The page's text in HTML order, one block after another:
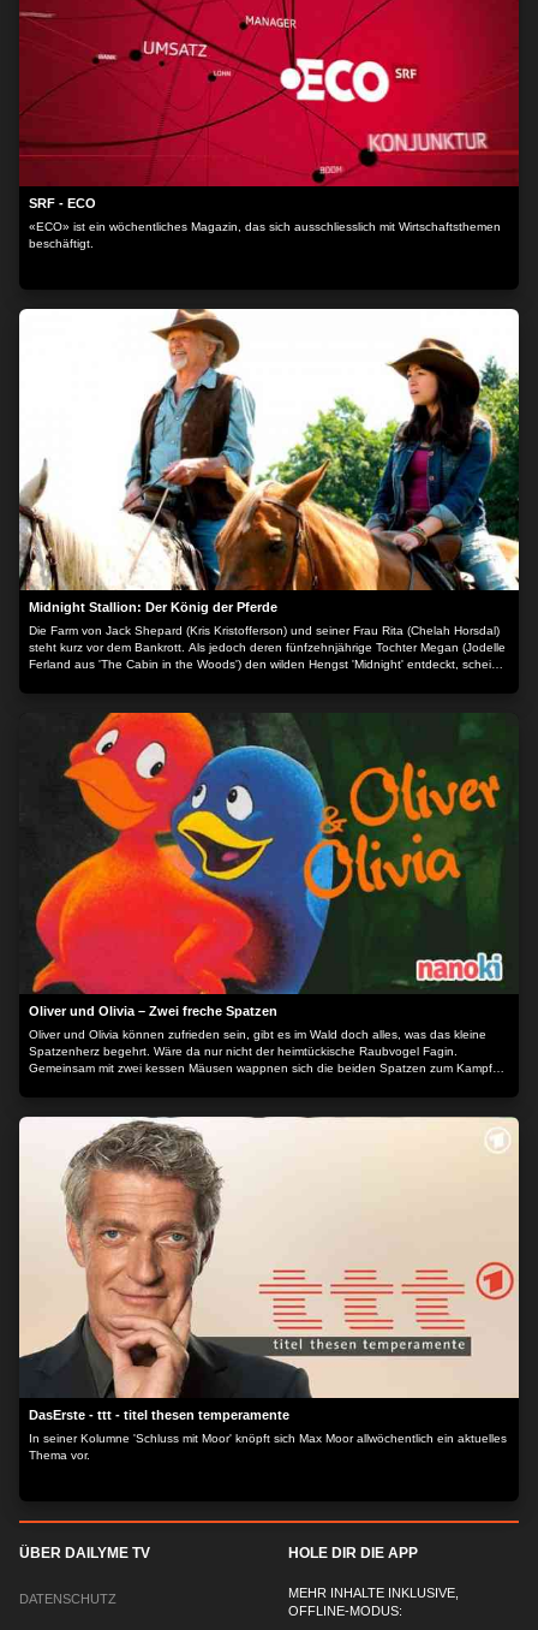
SRF - ECO
«ECO» ist ein wöchentliches Magazin, das sich ausschliesslich mit Wirtschaftsthemen
beschäftigt.
Midnight Stallion: Der König der Pferde
Die Farm von Jack Shepard (Kris Kristofferson) und seiner Frau Rita (Chelah Horsdal)
steht kurz vor dem Bankrott. Als jedoch deren fünfzehnjährige Tochter Megan (Jodelle
Ferland aus 'The Cabin in the Woods') den wilden Hengst 'Midnight' entdeckt, scheint
kürzester Zeit, 'Midnight' zu zähmen und zu trainieren, um bei einem Rennen das
rettende Preisgeld zu ergattern. Doch dann verletzt sich Jack schwer und es liegt nun
an Megan die Farm zu retten... Der Inhalt wird bereitgestellt von: PLAION PICTURES
GmbH, Lochhamer Str. 9, 82152 Planegg/München
Oliver und Olivia – Zwei freche Spatzen
Oliver und Olivia können zufrieden sein, gibt es im Wald doch alles, was das kleine
Spatzenherz begehrt. Wäre da nur nicht der heimtückische Raubvogel Fagin.
Gemeinsam mit zwei kessen Mäusen wappnen sich die beiden Spatzen zum Kampf
GmbH, Lochhamer Str. 9, 82152 Planegg/München
DasErste - ttt - titel thesen temperamente
In seiner Kolumne 'Schluss mit Moor' knöpft sich Max Moor allwöchentlich ein aktuelles
Thema vor.
ÜBER DAILYME TV
DATENSCHUTZ
HOLE DIR DIE APP
MEHR INHALTE INKLUSIVE,
OFFLINE-MODUS: